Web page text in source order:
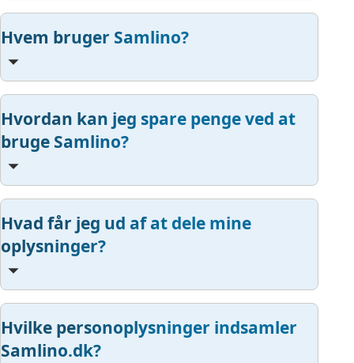
Hvem bruger Samlino?
Hvordan kan jeg spare penge ved at
bruge Samlino?
Hvad får jeg ud af at dele mine
oplysninger?
Hvilke personoplysninger indsamler
Samlino.dk?